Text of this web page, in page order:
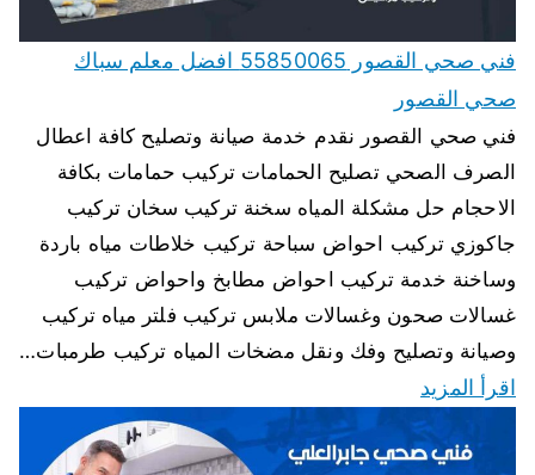
فني صحي القصور 55850065 افضل معلم سباك
صحي القصور
فني صحي القصور نقدم خدمة صيانة وتصليح كافة اعطال
الصرف الصحي تصليح الحمامات تركيب حمامات بكافة
الاحجام حل مشكلة المياه سخنة تركيب سخان تركيب
جاكوزي تركيب احواض سباحة تركيب خلاطات مياه باردة
وساخنة خدمة تركيب احواض مطابخ واحواض تركيب
غسالات صحون وغسالات ملابس تركيب فلتر مياه تركيب
وصيانة وتصليح وفك ونقل مضخات المياه تركيب طرمبات…
اقرأ المزيد